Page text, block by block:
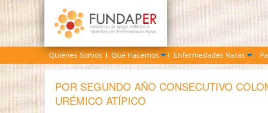
Quiénes Somos Qué Hacemos Enfermedades Raras
POR SEGUNDO AÑO CONSECUTIVO
URÉMICO ATÍPICO